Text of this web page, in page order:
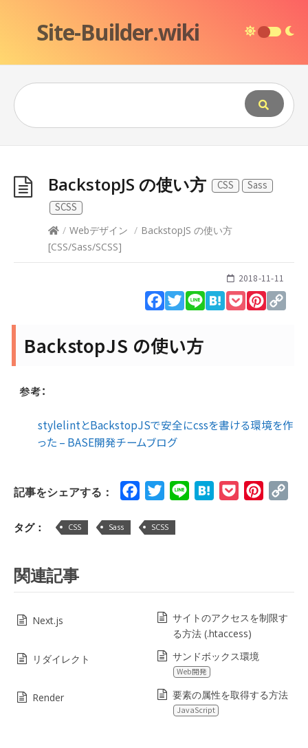
Site-Builder.wiki
BackstopJS の使い方 CSS
Sass
SCSS
/ Webデザイン / BackstopJS の使い方
[CSS/Sass/SCSS]
2018-11-11
Facebook
Twitter
Line HatenaPocket
BackstopJS の使い方
参考：
stylelintとBackstopJSで安全にcssを書ける環境を作
った – BASE開発チームブログ
記事をシェアする： FacebookTwitterLine HatenaPocket
タグ： CSS Sass SCSS
関連記事
Next.js
サイトのアクセスを制限す
る方法 (.htaccess)
リダイレクト
サンドボックス環境
Web開発
Render 要素の属性を取得する方法
JavaScript